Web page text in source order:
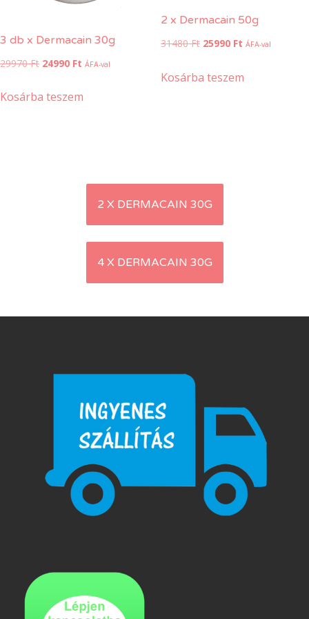
3 db x Dermacain 30g
29970Ft Original
was:
24990 Ft Current
is:
ÁFA-val
Kosárba teszem
2 x Dermacain 50g
31480Ft Original
was:
25990 FtCurrent
is:
ÁFA-val
Kosárba teszem
2 X DERMACAIN 30G
4 X DERMACAIN 30G